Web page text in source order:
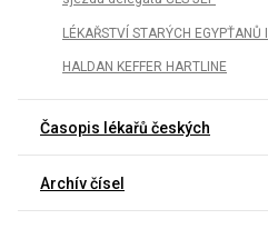
LÉKAŘSTVÍ STARÝCH EGYPŤANŮ I
HALDAN KEFFER HARTLINE
Časopis lékařů českých
Archív čísel